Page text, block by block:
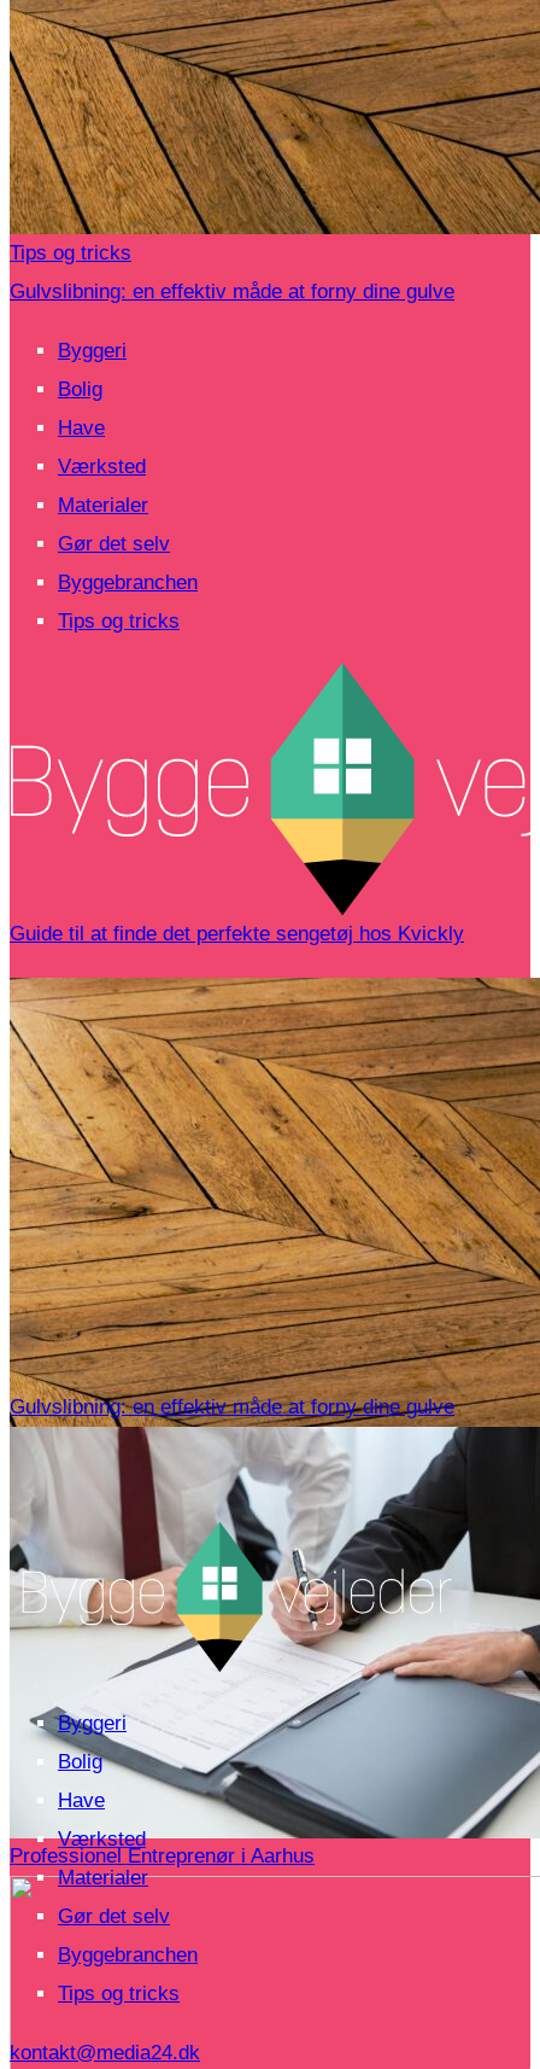
Tips og tricks
Gulvslibning: en effektiv måde at forny dine gulve
Byggeri
Bolig
Have
Værksted
Materialer
Gør det selv
Byggebranchen
Tips og tricks
Guide til at finde det perfekte sengetøj hos Kvickly
Gulvslibning: en effektiv måde at forny dine gulve
Professionel Entreprenør i Aarhus
Byggeri
Bolig
Have
Værksted
Materialer
Gør det selv
Byggebranchen
Tips og tricks
kontakt@media24.dk